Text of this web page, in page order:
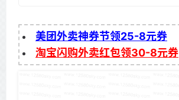
美团外卖神券节领25-8元券
淘宝闪购外卖红包领30-8元券